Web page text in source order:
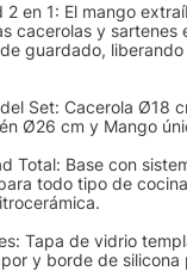
2 en 1: El mango
cacerolas y sartenes
guardado, liberando
Set: Cacerola Ø18
Ø26 cm y Mango
Total: Base con
todo tipo de
Tapa de vidrio
y borde de silicona